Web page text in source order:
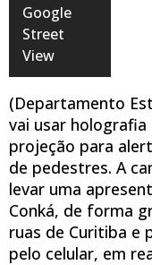
Google
Street
View
(Departamento
vai usar
projeção para
de pedestres. A
levar uma
Conká, de forma
ruas de Curitiba e
pelo celular, em